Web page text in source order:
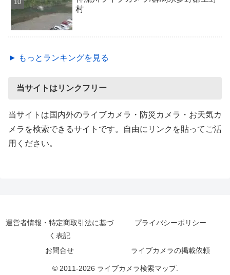
村
► もっとランキングを見る
当サイトはリンクフリー
当サイトは国内外のライブカメラ・防災カメラ・お天気カ
メラを検索できるサイトです。自由にリンクを貼ってご活
用ください。
運営者情報・特定商取引法に基づ
く表記
プライバシーポリシー
お問合せ ライブカメラの掲載依頼
© 2011-2026 ライブカメラ検索マップ.